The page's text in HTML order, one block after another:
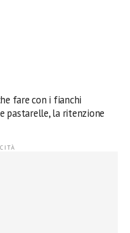
fare con i fianchi
pastarelle, la ritenzione